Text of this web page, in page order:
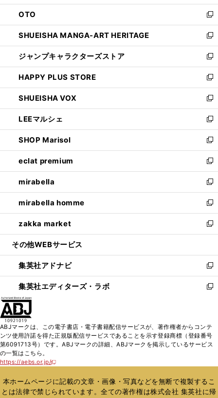
ウ
で
開
く
ン
ド
ウ
で
開
く
OTO
新
し
い
ウ
ィ
ン
ド
ウ
で
開
く
SHUEISHA MANGA-ART HERITAGE
新
し
い
ウ
ィ
ン
ド
ウ
で
開
く
ジャンプキャラクターズストア
新
し
い
ウ
ィ
ン
ド
ウ
で
開
く
HAPPY PLUS STORE
新
し
い
ウ
ィ
ン
ド
ウ
で
開
く
SHUEISHA VOX
新
し
い
ウ
ィ
ン
ド
ウ
で
開
く
LEEマルシェ
新
し
い
ウ
ィ
ン
ド
ウ
で
開
く
SHOP Marisol
新
し
い
ウ
ィ
ン
ド
ウ
で
開
eclat premium
新
し
い
ウ
ィ
ン
ド
ウ
開
く
mirabella
新
し
い
ウ
ィ
ン
ウ
で
開
く
mirabella homme
新
し
い
ウ
ン
ド
ウ
で
zakka market
新
し
ウ
ィ
ン
ド
く
その他WEBサービス
集英社アドナビ
新
し
い
ド
ウ
で
集英社エディターズ・ラボ
新
ィ
ン
ド
開
く
ABJマークは、この電子書店・電子書籍配信サービスが、著作権者からコンテ
ンツ使用許諾を得た正規版配信サービスであることを示す登録商標（登録番号
第6091713号）です。ABJマークの詳細、ABJマークを掲示しているサービス
の一覧はこちら。
https://aebs.or.jp/
新
い
ウ
ィ
本ホームページに記載の文章・画像・写真などを無断で複製するこ
とは法律で禁じられています。全ての著作権は株式会社 集英社に帰